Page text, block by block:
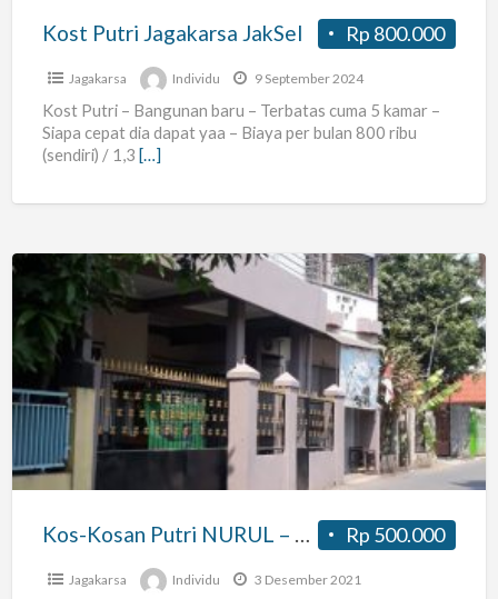
Rp 800.000
Kost Putri Jagakarsa JakSel
Jagakarsa Individu 9 September 2024
Kost Putri – Bangunan baru – Terbatas cuma 5 kamar –
Siapa cepat dia dapat yaa – Biaya per bulan 800 ribu
(sendiri) / 1,3 […]
Kos-
Kosan
Putri
NURUL
WIFI
–
Agung
dekat
Rp 500.000
Kos-Kosan Putri NURUL – WIFI – Lenteng Agung dekat UI, Univ Pancasila, Guna Dharma, Nurul Fikri
Jagakarsa Individu 3 Desember 2021